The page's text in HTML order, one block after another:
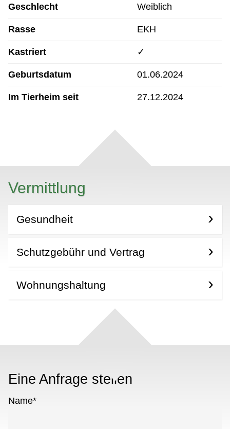
Geschlecht Weiblich
Rasse EKH
Kastriert ✓
Geburtsdatum 01.06.2024
Im Tierheim seit 27.12.2024
Vermittlung
Gesundheit
Schutzgebühr und Vertrag
Wohnungshaltung
Eine Anfrage stellen
Name*